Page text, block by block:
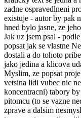
zadne ospravedlneni
existuje - autor by pak
hned bylo jasne, ze
Jak uz jsem psal -
popsat jak se vlastne
dostali a do tohoto
jako jedina a klicova
Myslim, ze popsat
vetsina lidi vubec nic
koncentracni) tabory
pitomcu (to se vazne
zprave a dalsim